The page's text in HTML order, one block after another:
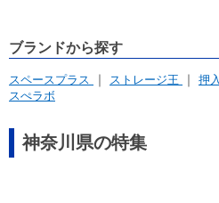
ストアハブ
株式会社マリンボックス
押入れ産業株式会社
株式会社グラン
東急ライフィア株式会社
湘南レーベ
アパルトマンホールディングス株式会
株式会社西田コーポレーション
イナバクリエイト株式会社
まちづくりコーポレーション株式会社
ブランドから探す
スペースプラス ストレージ王 押
スぺラボ
神奈川県の特集